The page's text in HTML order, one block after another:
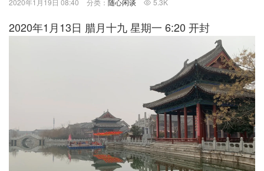
2020年1月19日 08:40 分类： 随心闲谈  5.3K
2020年1月13日 腊月十九 星期一 6:20 开封